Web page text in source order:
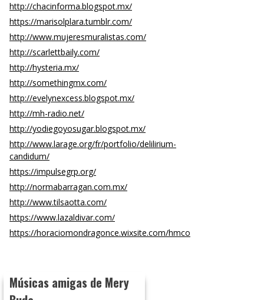
http://chacinforma.blogspot.mx/
https://marisolplara.tumblr.com/
http://www.mujeresmuralistas.com/
http://scarlettbaily.com/
http://hysteria.mx/
http://somethingmx.com/
http://evelynexcess.blogspot.mx/
http://mh-radio.net/
http://yodiegoyosugar.blogspot.mx/
http://www.larage.org/fr/portfolio/delilirium-
candidum/
https://impulsegrp.org/
http://normabarragan.com.mx/
http://www.tilsaotta.com/
https://www.lazaldivar.com/
https://horaciomondragonce.wixsite.com/hmco
Músicas amigas de Mery